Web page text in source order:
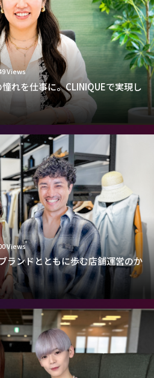
Views
憧れを仕事に。CLINIQUEで実現し
Views
ンドとともに歩む店舗運営のか